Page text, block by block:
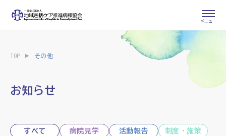
入会申し込み
会員の登録情報
変更・退会
TOP その他
お知らせ
すべて 病院見学 活動報告
制度・施策